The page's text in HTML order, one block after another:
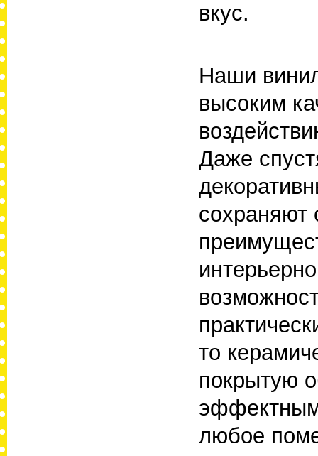
вкус.
Наши
высоким
Даже
сохраняют
то
покрытую
любое